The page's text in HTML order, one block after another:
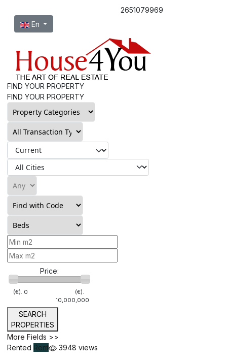
2651079969
Select your language
En
FIND YOUR PROPERTY
FIND YOUR PROPERTY
Price:
(€). 0
(€).
10,000,000
SEARCH
PROPERTIES
More Fields >>
Rented Rent 3948 views